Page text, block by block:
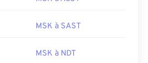
MSK à SAST
MSK à NDT